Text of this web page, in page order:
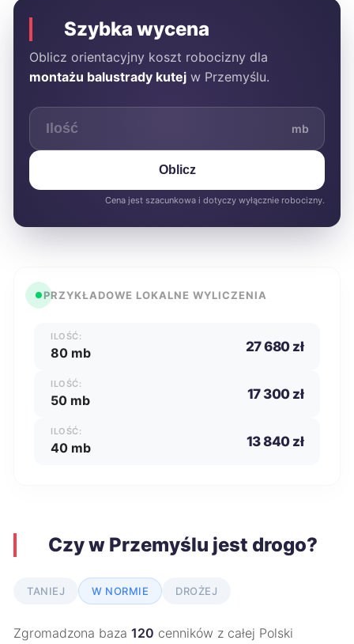
Szybka wycena
Oblicz orientacyjny koszt robocizny dla
montażu balustrady kutej w Przemyślu.
mb
Oblicz
Cena jest szacunkowa i dotyczy wyłącznie robocizny.
PRZYKŁADOWE LOKALNE WYLICZENIA
ILOŚĆ:
80 mb 27 680 zł
ILOŚĆ:
50 mb 17 300 zł
ILOŚĆ:
40 mb 13 840 zł
Czy w Przemyślu jest drogo?
TANIEJ W NORMIE DROŻEJ
Zgromadzona baza 120 cenników z całej Polski